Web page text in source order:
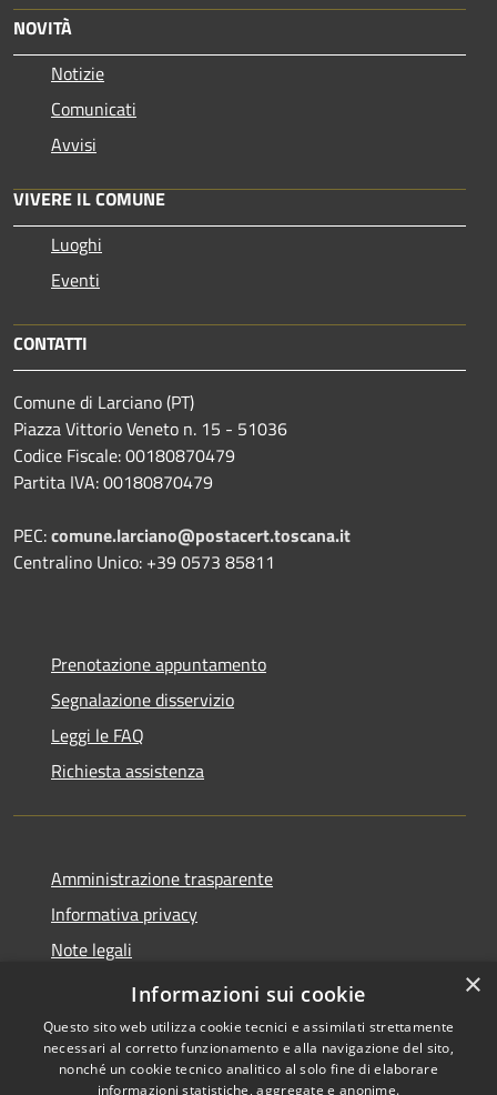
NOVITÀ
Notizie
Comunicati
Avvisi
VIVERE IL COMUNE
Luoghi
Eventi
CONTATTI
Comune di Larciano (PT)
Piazza Vittorio Veneto n. 15 - 51036
Codice Fiscale: 00180870479
Partita IVA: 00180870479
PEC:comune.larciano@postacert.toscana.it
Centralino Unico: +39 0573 85811
Prenotazione appuntamento
Segnalazione disservizio
Leggi le FAQ
Richiesta assistenza
Amministrazione trasparente
Informativa privacy
Note legali
Dichiarazione di accessibilità
×
Informazioni sui cookie
Questo sito web utilizza cookie tecnici e assimilati strettamente
necessari al corretto funzionamento e alla navigazione del sito,
nonché un cookie tecnico analitico al solo fine di elaborare
informazioni statistiche, aggregate e anonime.